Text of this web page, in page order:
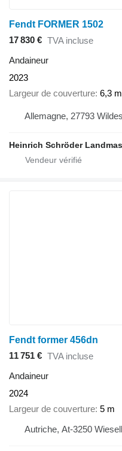
Fendt FORMER 1502
17 830 € TVA incluse
Andaineur
2023
Largeur de couverture 6,3 m
Allemagne, 27793
Heinrich Schröder
Fendt former 456dn
11 751 € TVA incluse
Andaineur
2024
Largeur de couverture 5 m
Autriche, At-3250